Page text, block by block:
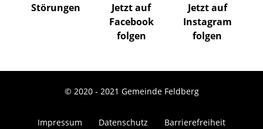
Störungen
Jetzt auf
Facebook
folgen
Jetzt auf
Instagram
folgen
© 2020 - 2021 Gemeinde Feldberg
Impressum Datenschutz Barrierefreiheit